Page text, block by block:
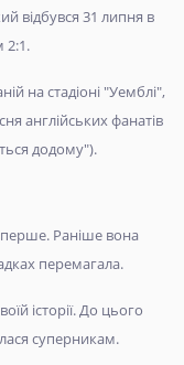
відбувся 31 липня в
2:1.
на стадіоні "Уемблі",
англійських фанатів
додому").
Раніше вона
перемагала.
історії. До цього
суперникам.